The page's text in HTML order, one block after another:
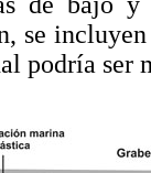
se
podría ser